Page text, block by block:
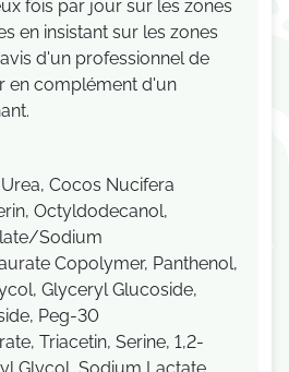
fois par jour sur les zones
en insistant sur les zones
d'un professionnel de
en complément d'un
Cocos Nucifera
Octyldodecanol,
Sodium
Copolymer, Panthenol,
Glyceryl Glucoside,
Peg-30
Triacetin, Serine, 1,2-
Glycol, Sodium Lactate,